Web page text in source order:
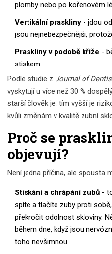
plomby nebo po kořenovém
Vertikální praskliny - jdou
jsou nejnebezpečnější,
Praskliny v podobě kříže -
stiskem.
Podle studie z Journal of
vyskytují u více než 30 %
starší člověk je, tím vyšší je
kvůli změnám v kvalitě zubní
Proč se
objevují?
Není jedna příčina, ale spousta
Stiskání a chrápání zubů -
spíte a tlačíte zuby proti
překročit odolnost skloviny.
během dne, když jsou
toho nevšimnou.